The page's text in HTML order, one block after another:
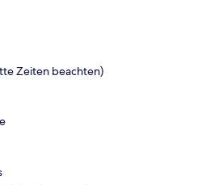
Zeiten beachten)